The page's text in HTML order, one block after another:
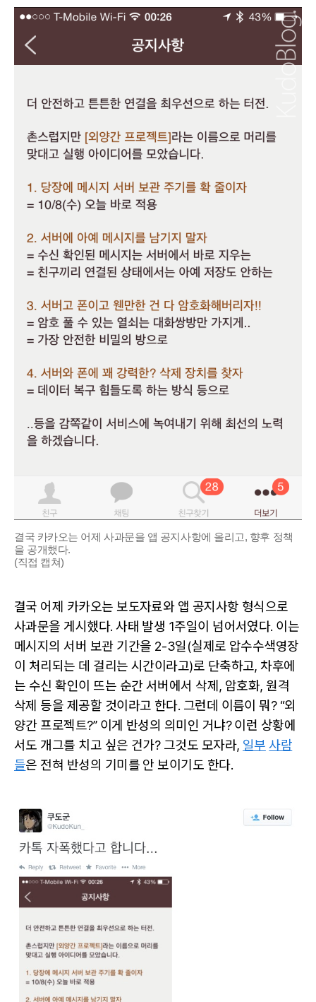
결국 카카오는 어제 사과문을 앱 공지사항에 올리고, 향후 정책
을 공개했다.
(직접 캡쳐)
결국 어제 카카오는 보도자료와 앱 공지사항 형식으로
사과문을 게시했다. 사태 발생 1주일이 넘어서였다. 이는
메시지의 서버 보관 기간을 2-3일(실제로 압수수색영장
이 처리되는 데 걸리는 시간이라고)로 단축하고, 차후에
는 수신 확인이 뜨는 순간 서버에서 삭제, 암호화, 원격
삭제 등을 제공할 것이라고 한다. 그런데 이름이 뭐? “외
양간 프로젝트?” 이게 반성의 의미인 거냐? 이런 상황에
서도 개그를 치고 싶은 건가? 그것도 모자라, 일부 사람
들은 전혀 반성의 기미를 안 보이기도 한다.